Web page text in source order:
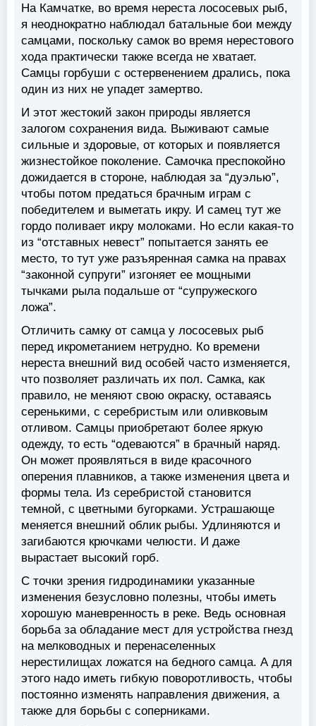
На Камчатке, во время нереста лососевых рыб,
я неоднократно наблюдал батальные бои между
самцами, поскольку самок во время нерестового
хода практически также всегда не хватает.
Самцы горбуши с остервенением дрались, пока
один из них не упадет замертво.
И этот жестокий закон природы является
залогом сохранения вида. Выживают самые
сильные и здоровые, от которых и появляется
жизнестойкое поколение. Самочка преспокойно
дожидается в стороне, наблюдая за “дуэлью”,
чтобы потом предаться брачным играм с
победителем и выметать икру. И самец тут же
гордо поливает икру молоками. Но если какая-то
из “отставных невест” попытается занять ее
место, то тут уже разъяренная самка на правах
“законной супруги” изгоняет ее мощными
тычками рыла подальше от “супружеского
ложа”.
Отличить самку от самца у лососевых рыб
перед икрометанием нетрудно. Ко времени
нереста внешний вид особей часто изменяется,
что позволяет различать их пол. Самка, как
правило, не меняют свою окраску, оставаясь
серенькими, с серебристым или оливковым
отливом. Самцы приобретают более яркую
одежду, то есть “одеваются” в брачный наряд.
Он может проявляться в виде красочного
оперения плавников, а также изменения цвета и
формы тела. Из серебристой становится
темной, с цветными бугорками. Устрашающе
меняется внешний облик рыбы. Удлиняются и
загибаются крючками челюсти. И даже
вырастает высокий горб.
С точки зрения гидродинамики указанные
изменения безусловно полезны, чтобы иметь
хорошую маневренность в реке. Ведь основная
борьба за обладание мест для устройства гнезд
на мелководных и перенаселенных
нерестилищах ложатся на бедного самца. А для
этого надо иметь гибкую поворотливость, чтобы
постоянно изменять направления движения, а
также для борьбы с соперниками.